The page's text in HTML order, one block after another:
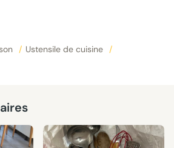
/ Ustensile de cuisine
/